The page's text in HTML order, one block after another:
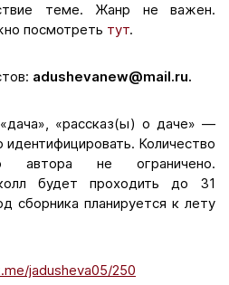
теме. Жанр не важен.
посмотреть тут.
adushevanew@mail.ru.
«рассказ(ы) о даче» —
идентифицировать. Количество
автора не ограничено.
будет проходить до 31
сборника планируется к лету
jadusheva05/250